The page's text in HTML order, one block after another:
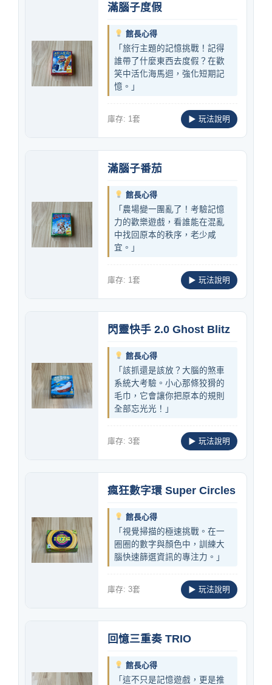
滿腦子度假
館長心得
「旅行主題的記憶挑戰！記得
誰帶了什麼東西去度假？在歡
笑中活化海馬迴，強化短期記
憶。」
庫存: 1套 ▶ 玩法說明
滿腦子番茄
館長心得
「農場變一團亂了！考驗記憶
力的歡樂遊戲，看誰能在混亂
中找回原本的秩序，老少咸
宜。」
庫存: 1套 ▶ 玩法說明
閃靈快手 2.0 Ghost Blitz
館長心得
「該抓還是該放？大腦的煞車
系統大考驗。小心那條狡猾的
毛巾，它會讓你把原本的規則
全部忘光光！」
庫存: 3套 ▶ 玩法說明
瘋狂數字環 Super Circles
館長心得
「視覺掃描的極速挑戰。在一
圈圈的數字與顏色中，訓練大
腦快速篩選資訊的專注力。」
庫存: 3套 ▶ 玩法說明
回憶三重奏 TRIO
館長心得
「這不只是記憶遊戲，更是推